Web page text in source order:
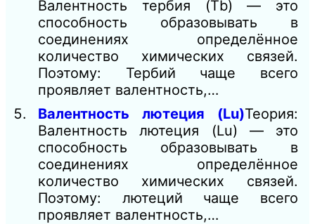
Валентность тербия (Tb) — это
способность образовывать в
соединениях определённое
количество химических связей.
Поэтому: Тербий чаще всего
проявляет валентность,…
Валентность лютеция (Lu)Теория:
Валентность лютеция (Lu) — это
способность образовывать в
соединениях определённое
количество химических связей.
Поэтому: лютеций чаще всего
проявляет валентность,…